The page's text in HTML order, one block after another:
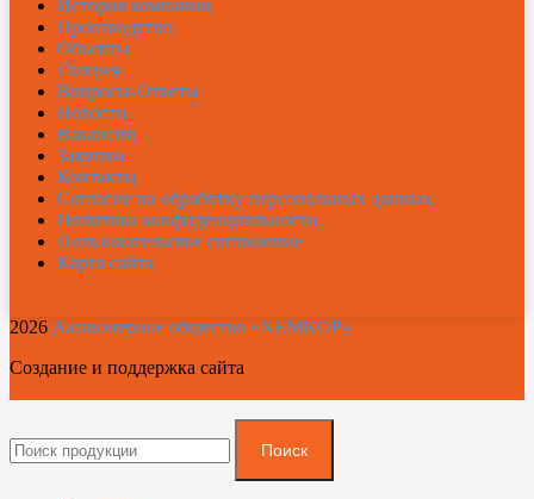
История компании
Производство
Объекты
Галерея
Вопросы-Ответы
Новости
Вакансии
Закупки
Контакты
Согласие на обработку персональных данных
Политика конфиденциальности
Пользовательское соглашение
Карта сайта
2026 Акционерное общество «ХЕМКОР»
Создание и поддержка сайта
Поиск